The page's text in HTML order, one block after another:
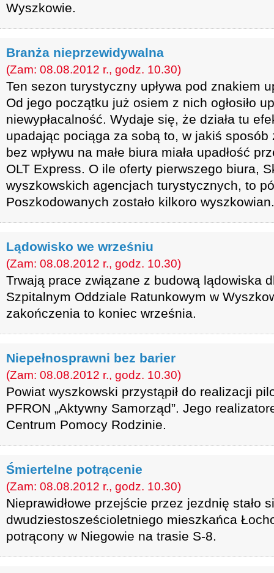
Wyszkowie.
Branża nieprzewidywalna
(Zam: 08.08.2012 r., godz. 10.30)
Ten sezon turystyczny upływa pod znakiem
Od jego początku już osiem z nich ogłosiło
niewypłacalność. Wydaje się, że działa tu
upadając pociąga za sobą to, w jakiś sposób
bez wpływu na małe biura miała upadłość
OLT Express. O ile oferty pierwszego biura,
wyszkowskich agencjach turystycznych, to
Poszkodowanych zostało kilkoro wyszkowian.
Lądowisko we wrześniu
(Zam: 08.08.2012 r., godz. 10.30)
Trwają prace związane z budową lądowiska
Szpitalnym Oddziale Ratunkowym w
zakończenia to koniec września.
Niepełnosprawni bez barier
(Zam: 08.08.2012 r., godz. 10.30)
Powiat wyszkowski przystąpił do realizacji
PFRON „Aktywny Samorząd”. Jego
Centrum Pomocy Rodzinie.
Śmiertelne potrącenie
(Zam: 08.08.2012 r., godz. 10.30)
Nieprawidłowe przejście przez jezdnię stało
dwudziestosześcioletniego mieszkańca
potrącony w Niegowie na trasie S-8.